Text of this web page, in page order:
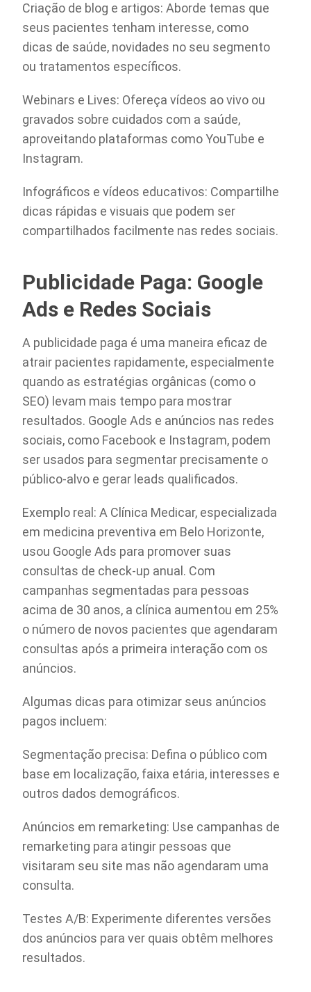
Criação de blog e artigos: Aborde temas que
seus pacientes tenham interesse, como
dicas de saúde, novidades no seu segmento
ou tratamentos específicos.
Webinars e Lives: Ofereça vídeos ao vivo ou
gravados sobre cuidados com a saúde,
aproveitando plataformas como YouTube e
Instagram.
Infográficos e vídeos educativos: Compartilhe
dicas rápidas e visuais que podem ser
compartilhados facilmente nas redes sociais.
Publicidade Paga: Google
Ads e Redes Sociais
A publicidade paga é uma maneira eficaz de
atrair pacientes rapidamente, especialmente
quando as estratégias orgânicas (como o
SEO) levam mais tempo para mostrar
resultados. Google Ads e anúncios nas redes
sociais, como Facebook e Instagram, podem
ser usados para segmentar precisamente o
público-alvo e gerar leads qualificados.
Exemplo real: A Clínica Medicar, especializada
em medicina preventiva em Belo Horizonte,
usou Google Ads para promover suas
consultas de check-up anual. Com
campanhas segmentadas para pessoas
acima de 30 anos, a clínica aumentou em 25%
o número de novos pacientes que agendaram
consultas após a primeira interação com os
anúncios.
Algumas dicas para otimizar seus anúncios
pagos incluem:
Segmentação precisa: Defina o público com
base em localização, faixa etária, interesses e
outros dados demográficos.
Anúncios em remarketing: Use campanhas de
remarketing para atingir pessoas que
visitaram seu site mas não agendaram uma
consulta.
Testes A/B: Experimente diferentes versões
dos anúncios para ver quais obtêm melhores
resultados.